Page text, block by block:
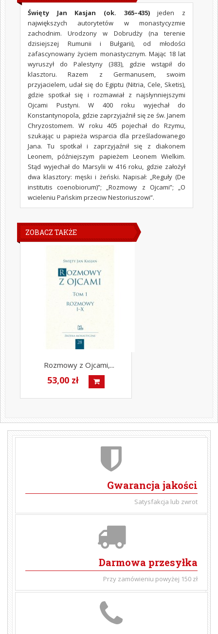
Święty Jan Kasjan (ok. 365–435)jeden z
największych autorytetów w monastycyzmie
zachodnim. Urodzony w Dobrudży (na terenie
dzisiejszej Rumunii i Bułgarii), od młodości
zafascynowany życiem monastycznym. Mając 18 lat
wyruszył do Palestyny (383), gdzie wstąpił do
klasztoru. Razem z Germanusem, swoim
przyjacielem, udał się do Egiptu (Nitria, Cele, Sketis),
gdzie spotkał się i rozmawiał z najsłynniejszymi
Ojcami Pustyni. W 400 roku wyjechał do
Konstantynopola, gdzie zaprzyjaźnił się ze św. Janem
Chryzostomem. W roku 405 pojechał do Rzymu,
szukając u papieża wsparcia dla prześladowanego
Jana. Tu spotkał i zaprzyjaźnił się z diakonem
Leonem, późniejszym papieżem Leonem Wielkim.
Stąd wyjechał do Marsylii w 416 roku, gdzie założył
dwa klasztory: męski i żeński. Napisał: „Reguły (De
institutis coenobiorum)”; „Rozmowy z Ojcami”; „O
wcieleniu Pańskim przeciw Nestoriuszowi”.
ZOBACZ TAKŻE
Rozmowy z Ojcami,...
53,00 zł
Gwarancja jakości
Satysfakcja lub zwrot
Darmowa przesyłka
Przy zamówieniu powyżej 150 zł